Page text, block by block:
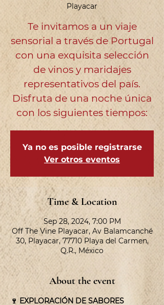
Playacar
Te invitamos a un viaje
sensorial a través de Portugal
con una exquisita selección
de vinos y maridajes
representativos del país.
Disfruta de una noche única
con los siguientes tiempos:
Ya no es posible registrarse
Ver otros eventos
Time & Location
Sep 28, 2024, 7:00 PM
Off The Vine Playacar, Av Balamcanché
30, Playacar, 77710 Playa del Carmen,
Q.R., México
About the event
🍷 EXPLORACIÓN DE SABORES